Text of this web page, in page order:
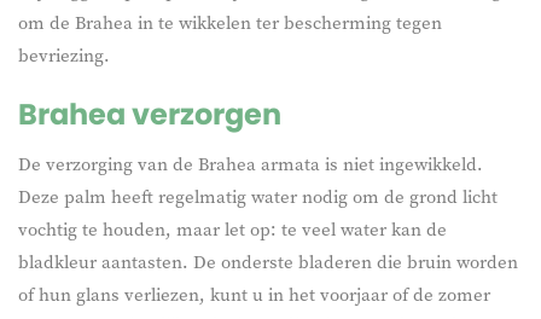
om de Brahea in te wikkelen ter bescherming tegen
bevriezing.
Brahea verzorgen
De verzorging van de Brahea armata is niet ingewikkeld.
Deze palm heeft regelmatig water nodig om de grond licht
vochtig te houden, maar let op: te veel water kan de
bladkleur aantasten. De onderste bladeren die bruin worden
of hun glans verliezen, kunt u in het voorjaar of de zomer